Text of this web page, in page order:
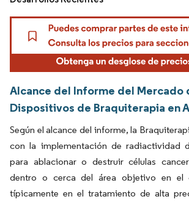
Alcance del Informe del Mercado
Dispositivos de Braquiterapia en
Según el alcance del informe, la
con la implementación de radiactividad
para ablacionar o destruir células
dentro o cerca del área objetivo en el
típicamente en el tratamiento de alta